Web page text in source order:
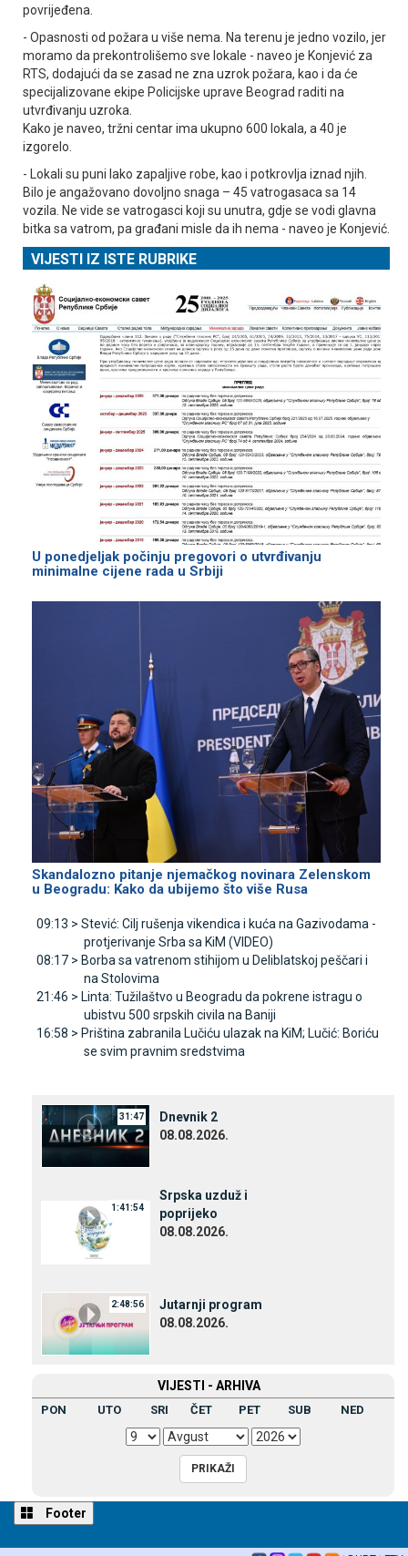
povrijeđena.
- Opasnosti od požara u više nema. Na terenu je jedno vozilo, jer
moramo da prekontrolišemo sve lokale - naveo je Konjević za
RTS, dodajući da se zasad ne zna uzrok požara, kao i da će
specijalizovane ekipe Policijske uprave Beograd raditi na
utvrđivanju uzroka.
Kako je naveo, tržni centar ima ukupno 600 lokala, a 40 je
izgorelo.
- Lokali su puni lako zapaljive robe, kao i potkrovlja iznad njih.
Bilo je angažovano dovoljno snaga – 45 vatrogasaca sa 14
vozila. Ne vide se vatrogasci koji su unutra, gdje se vodi glavna
bitka sa vatrom, pa građani misle da ih nema - naveo je Konjević.
VIJESTI IZ ISTE RUBRIKE
U ponedjeljak počinju pregovori o utvrđivanju
minimalne cijene rada u Srbiji
Skandalozno pitanje njemačkog novinara Zelenskom
u Beogradu: Kako da ubijemo što više Rusa
09:13 > Stević: Cilj rušenja vikendica i kuća na Gazivodama -
protjerivanje Srba sa KiM (VIDEO)
08:17 > Borba sa vatrenom stihijom u Deliblatskoj peščari i
na Stolovima
21:46 > Linta: Tužilaštvo u Beogradu da pokrene istragu o
ubistvu 500 srpskih civila na Baniji
16:58 > Priština zabranila Lučiću ulazak na KiM; Lučić: Boriću
se svim pravnim sredstvima
31:47
Dnevnik 2
08.08.2026.
1:41:54
Srpska uzduž i
poprijeko
08.08.2026.
2:48:56
Јutarnji program
08.08.2026.
VIЈESTI - ARHIVA
PON UTO SRI ČET PET SUB NED
Footer